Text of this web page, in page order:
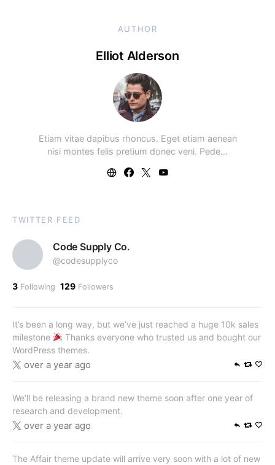
AUTHOR
Elliot Alderson
Etiam vitae dapibus rhoncus. Eget etiam aenean
nisi montes felis pretium donec veni. Pede…
TWITTER FEED
Code Supply Co.
@codesupplyco
3 Following 129 Followers
It’s been a long way, but we’ve just reached a huge 10k sales
milestone
Thanks everyone who trusted us and bought our
WordPress themes.
over a year ago
We’ll be releasing a brand new theme soon after one year of
research and development.
over a year ago
The Affair theme update will arrive very soon with a lot of new